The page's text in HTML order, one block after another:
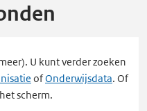
U kunt verder zoeken
ofOnderwijsdata. Of
scherm.